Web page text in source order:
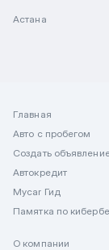
Астана
Главная
Авто с пробегом
Создать
Автокредит
Mycar Гид
Памятка по
О компании